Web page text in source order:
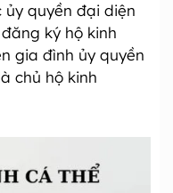
quyền đại diện
ký hộ kinh
gia đình ủy quyền
chủ hộ kinh